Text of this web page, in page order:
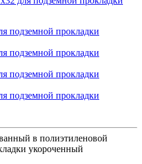
в полиэтиленовой
укороченный